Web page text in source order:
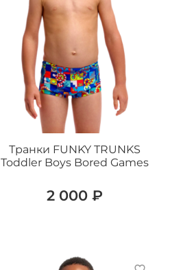
Транки FUNKY TRUNKS
Toddler Boys Bored Games
2 000 ₽